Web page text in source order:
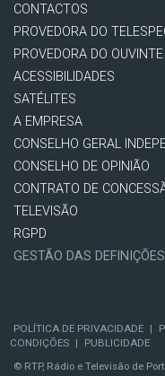
CONTACTOS
PROVEDORA DO
PROVEDORA DO OUVINTE
ACESSIBILIDADES
SATÉLITES
A EMPRESA
CONSELHO GERAL
CONSELHO DE OPINIÃO
CONTRATO DE
TELEVISÃO
RGPD
GESTÃO DAS
POLÍTICA DE PRIVACIDADE |
CONDIÇÕES |
PUBLICIDADE
© RTP, Rádio e Televisão de